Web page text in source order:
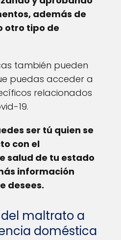
además de
otro tipo de
también pueden
puedas acceder a
relacionados
19.
ser tú quien se
con el
salud de tu estado
información
desees.
del maltrato a
doméstica